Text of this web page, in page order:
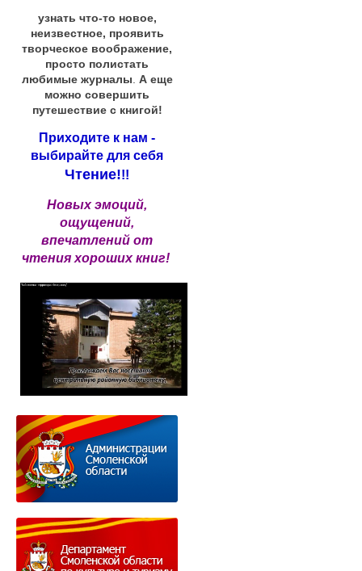
узнать что-то новое,
неизвестное, проявить
творческое воображение,
просто полистать
любимые журналы А еще
можно совершить
путешествие с книгой!
Приходите к нам -
выбирайте для себя
Чтение!!!
Новых эмоций,
ощущений,
впечатлений от
чтения хороших книг!